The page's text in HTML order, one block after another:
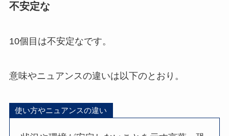
不安定な
10個目は不安定なです。
意味やニュアンスの違いは以下のとおり。
使い方やニュアンスの違い